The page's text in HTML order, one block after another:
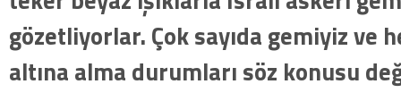
gözetliyorlar. Çok sayıda gemiyiz ve
altına alma durumları söz konusu